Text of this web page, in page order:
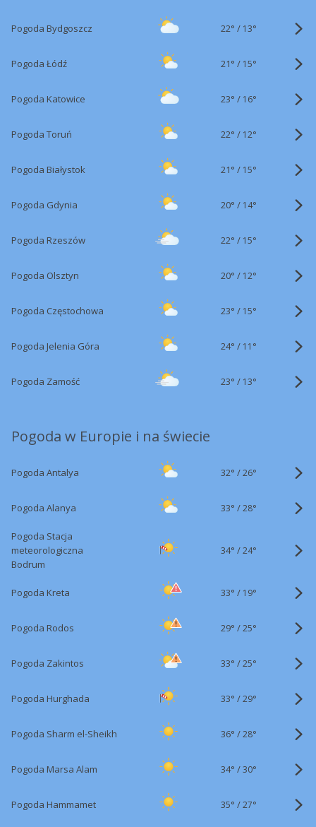
Pogoda Bydgoszcz 22° / 13°
Pogoda Łódź 21° / 15°
Pogoda Katowice 23° / 16°
Pogoda Toruń 22° / 12°
Pogoda Białystok 21° / 15°
Pogoda Gdynia 20° / 14°
Pogoda Rzeszów 22° / 15°
Pogoda Olsztyn 20° / 12°
Pogoda Częstochowa 23° / 15°
Pogoda Jelenia Góra 24° / 11°
Pogoda Zamość 23° / 13°
Pogoda w Europie i na świecie
Pogoda Antalya 32° /26°
Pogoda Alanya 33° /28°
Pogoda Stacja
meteorologiczna
Bodrum
34° /24°
Pogoda Kreta 33° / 19°
Pogoda Rodos 29° /25°
Pogoda Zakintos 33° /25°
Pogoda Hurghada 33° /29°
Pogoda Sharm el-Sheikh 36° /28°
Pogoda Marsa Alam 34° /30°
Pogoda Hammamet 35° /27°